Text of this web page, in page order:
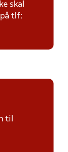
skal
tlf:
til